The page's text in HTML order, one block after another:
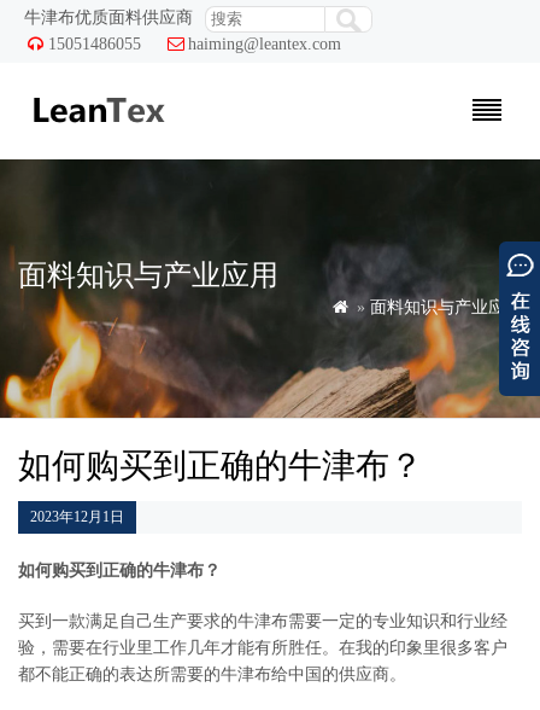
牛津布优质面料供应商
 15051486055  haiming@leantex.com
面料知识与产业应用
 » 面料知识与产业应用
如何购买到正确的牛津布？
2023年12月1日
如何购买到正确的牛津布？
买到一款满足自己生产要求的牛津布需要一定的专业知识和行业经
验，需要在行业里工作几年才能有所胜任。在我的印象里很多客户
都不能正确的表达所需要的牛津布给中国的供应商。